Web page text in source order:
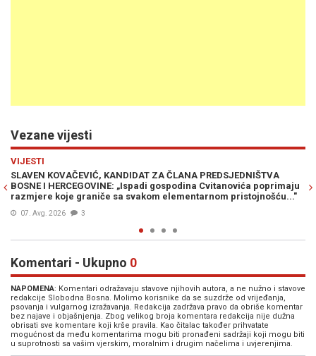
Vezane vijesti
poprimaju
ILIJA CVITANOVIĆ UZBURKAO JAVNOST: Nakon podizanja
krivične prijave protiv predsjednika HDZ-a 1990, uslijedio
skandal...
06. Avg. 2026
Komentari - Ukupno 0
NAPOMENA: Komentari odražavaju stavove njihovih autora, a ne nužno i stavove
redakcije Slobodna Bosna. Molimo korisnike da se suzdrže od vrijeđanja,
psovanja i vulgarnog izražavanja. Redakcija zadržava pravo da obriše komentar
bez najave i objašnjenja. Zbog velikog broja komentara redakcija nije dužna
obrisati sve komentare koji krše pravila. Kao čitalac također prihvatate
mogućnost da među komentarima mogu biti pronađeni sadržaji koji mogu biti
u suprotnosti sa vašim vjerskim, moralnim i drugim načelima i uvjerenjima.